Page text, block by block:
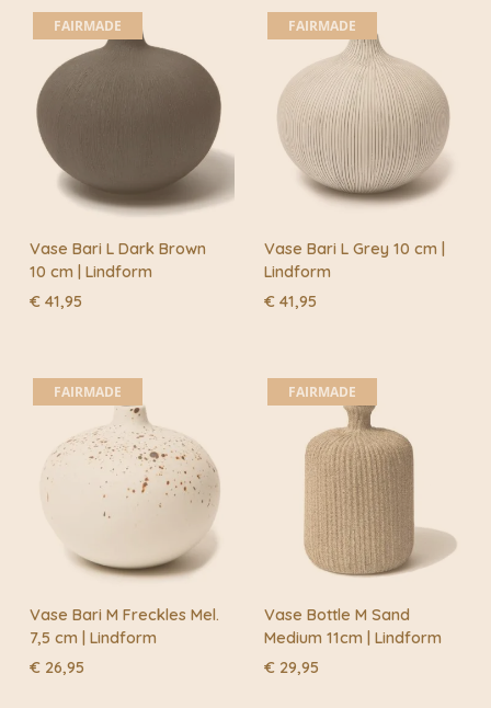
FAIRMADE
Vase Bari L Dark Brown
10 cm | Lindform
€ 41,95
FAIRMADE
Vase Bari L Grey 10 cm |
Lindform
€ 41,95
FAIRMADE
Vase Bari M Freckles Mel.
7,5 cm | Lindform
€ 26,95
FAIRMADE
Vase Bottle M Sand
Medium 11cm | Lindform
€ 29,95